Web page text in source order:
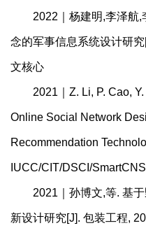
2022｜杨建明,李泽航,
念的军事信息系统设计研
文核心
2021｜Z. Li, P. Cao, Y.
Online Social Network
Recommendation
IUCC/CIT/DSCI/
2021｜孙博文,等. 基于
新设计研究[J]. 包装工程,